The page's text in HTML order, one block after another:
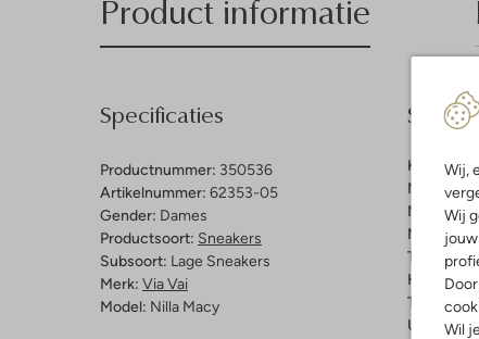
Wij,
Wij
Wil
Product informatie
Specificaties
Productnummer: 350536
Artikelnummer: 62353-05
Gender: Dames
Productsoort: Sneakers
Subsoort: Lage Sneakers
Merk: Via Vai
Model: Nilla Macy
Kleur:
Materiaal
Materiaal
Materiaal
Type
Hakvorm:
Type